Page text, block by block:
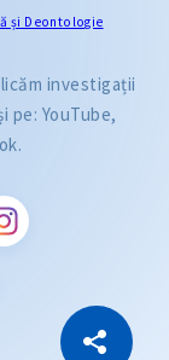
și Deontologie
investigații
pe: YouTube,